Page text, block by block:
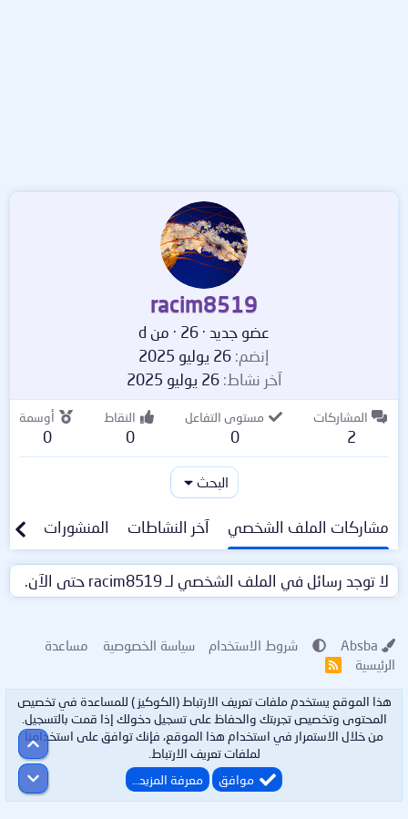
racim8519
عضو جديد ·
· من d
إنضم 26 يوليو 2025
آخر نشاط 26 يوليو 2025
المشاركات
2
مستوى التفاعل
0
النقاط
0
أوسمة
0
البحث
مشاركات الملف الشخصي آخر النشاطات المنشورات
لا توجد رسائل في الملف الشخصي لـ racim8519 حتى الآن.
شروط الاستخدام سياسة الخصوصية
مساعدة
الرئيسية
R
هذا الموقع يستخدم ملفات تعريف الارتباط (الكوكيز ) للمساعدة في تخصيص
المحتوى وتخصيص تجربتك والحفاظ على تسجيل دخولك إذا قمت بالتسجيل.
من خلال الاستمرار في استخدام هذا الموقع، فإنك توافق على استخدامنا
لملفات تعريف الارتباط.
موافق
معرفة المزيد…
أعلى